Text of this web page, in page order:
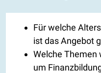
Für welche
ist das Angebot
Welche Themen
um